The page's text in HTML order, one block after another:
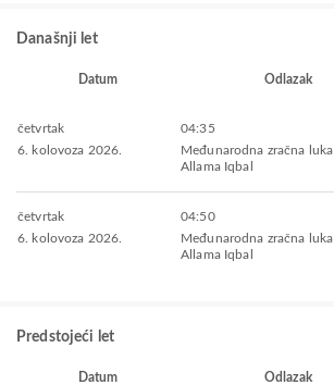
Današnji let
Datum Odlazak
četvrtak
6. kolovoza 2026.
04:35
Međunarodna zračna luka
Allama Iqbal
četvrtak
6. kolovoza 2026.
04:50
Međunarodna zračna luka
Allama Iqbal
Predstojeći let
Datum Odlazak